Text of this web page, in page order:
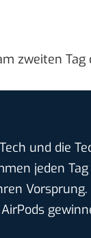
zweiten Tag
und die
jeden Tag
Vorsprung.